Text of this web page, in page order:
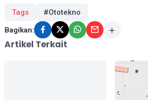
Tags #Ototekno
Bagikan:
Artikel Terkait